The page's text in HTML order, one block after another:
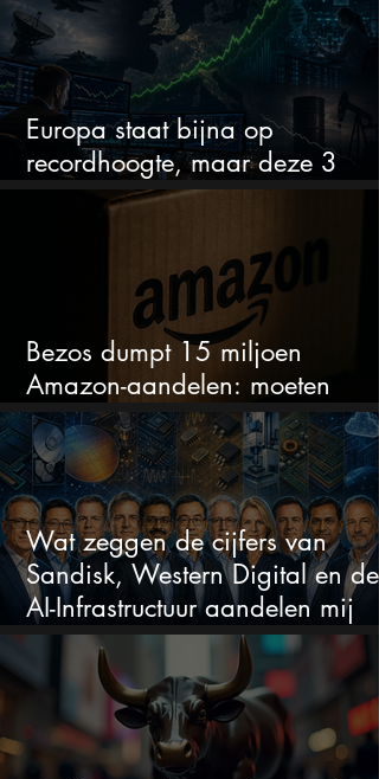
Europa staat bijna op
recordhoogte, maar deze 3
sectoren vallen nu op
Bezos dumpt 15 miljoen
Amazon-aandelen: moeten
beleggers zich zorgen maken?
Wat zeggen de cijfers van
Sandisk, Western Digital en de
AI-Infrastructuur aandelen mij
werkelijk